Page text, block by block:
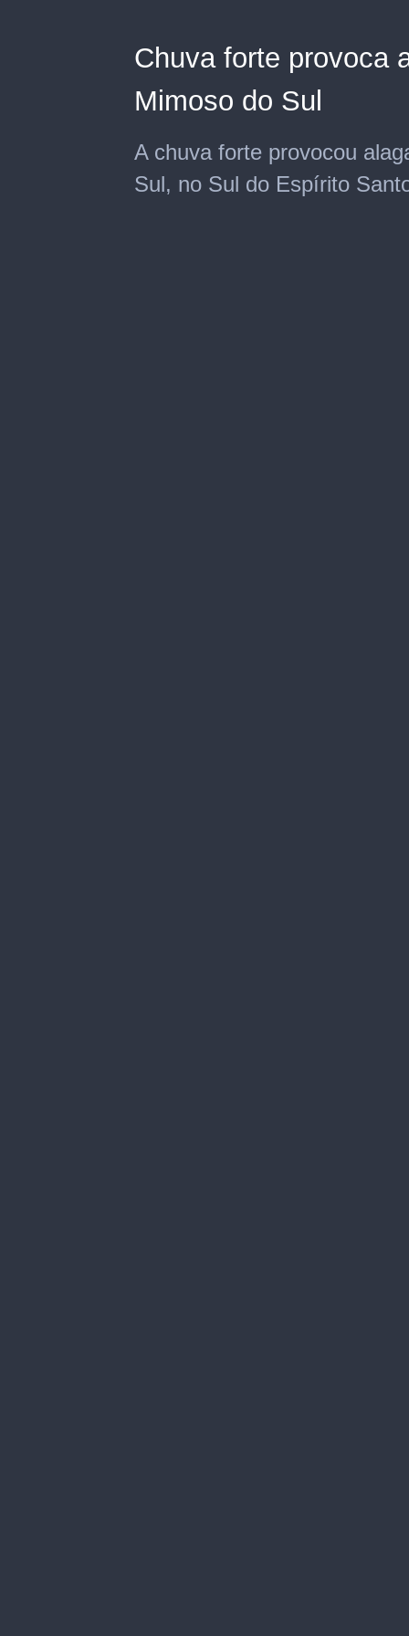
Chuva forte provoca
Mimoso do Sul
A chuva forte provocou
Sul, no Sul do Espírito